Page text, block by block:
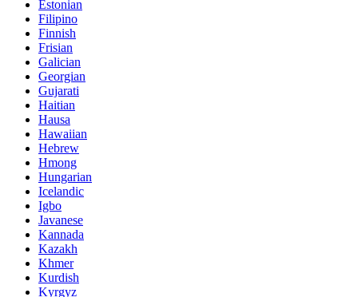
Estonian
Filipino
Finnish
Frisian
Galician
Georgian
Gujarati
Haitian
Hausa
Hawaiian
Hebrew
Hmong
Hungarian
Icelandic
Igbo
Javanese
Kannada
Kazakh
Khmer
Kurdish
Kyrgyz